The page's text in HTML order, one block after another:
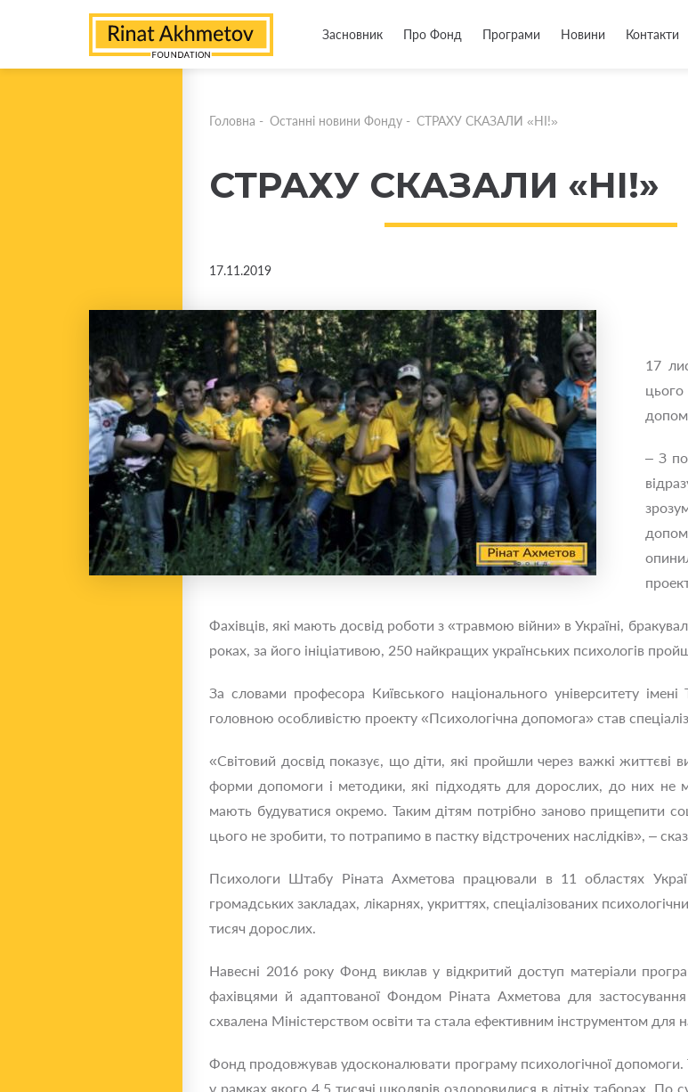
Засновник Про Фонд Програми Новини Контакти
Головна - Останні новини Фонду - СТРАХУ СКАЗАЛИ «НІ!»
СТРАХУ СКАЗАЛИ «НІ!»
17.11.2019
17
– З
Фахівців, які мають досвід роботи з «травмою війни» в Україні,
роках, за його ініціативою, 250 найкращих українських психологів
За словами професора Київського національного університету
головною особливістю проекту «Психологічна допомога» став
«Світовий досвід показує, що діти, які пройшли через важкі
форми допомоги і методики, які підходять для дорослих, до них не
мають будуватися окремо. Таким дітям потрібно заново прищепити
цього не зробити, то потрапимо в пастку відстрочених наслідків», –
Психологи Штабу Ріната Ахметова працювали в 11 областях
громадських закладах, лікарнях, укриттях, спеціалізованих
тисяч дорослих.
Навесні 2016 року Фонд виклав у відкритий доступ матеріали
фахівцями й адаптованої Фондом Ріната Ахметова для
схвалена Міністерством освіти та стала ефективним інструментом
Фонд продовжував удосконалювати програму психологічної
у рамках якого 4,5 тисячі школярів оздоровилися в літніх таборах. По